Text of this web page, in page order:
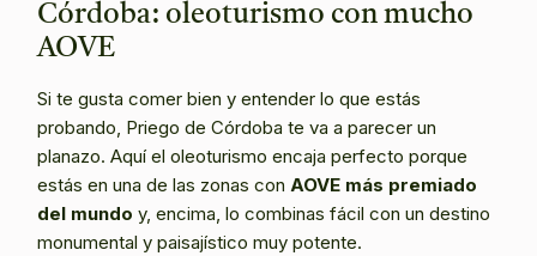
Córdoba: oleoturismo con mucho
AOVE
Si te gusta comer bien y entender lo que estás
probando, Priego de Córdoba te va a parecer un
planazo. Aquí el oleoturismo encaja perfecto porque
estás en una de las zonas conAOVE más premiado
del mundo y, encima, lo combinas fácil con un destino
monumental y paisajístico muy potente.